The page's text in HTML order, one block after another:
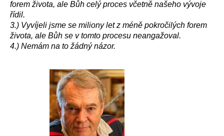
forem života, ale Bůh celý proces včetně našeho vývoje
řídil.
3.) Vyvíjeli jsme se miliony let z méně pokročilých forem
života, ale Bůh se v tomto procesu neangažoval.
4.) Nemám na to žádný názor.